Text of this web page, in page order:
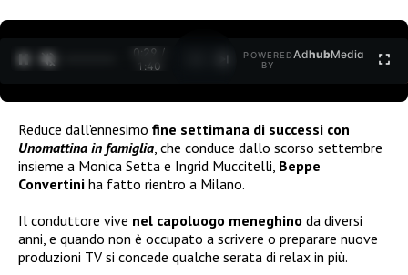
0:30 /
1:40
POWERED
BY
AdhubMedia
Reduce dall’ennesimo fine settimana di successi con
Unomattina in famiglia , che conduce dallo scorso settembre
insieme a Monica Setta e Ingrid Muccitelli, Beppe
Convertini ha fatto rientro a Milano.
Il conduttore vive nel capoluogo meneghino da diversi
anni, e quando non è occupato a scrivere o preparare nuove
produzioni TV si concede qualche serata di relax in più.